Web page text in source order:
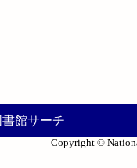
館サーチ
Copyright ©